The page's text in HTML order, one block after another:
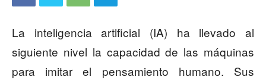
La inteligencia artificial (IA) ha llevado al
siguiente nivel la capacidad de las máquinas
para imitar el pensamiento humano. Sus